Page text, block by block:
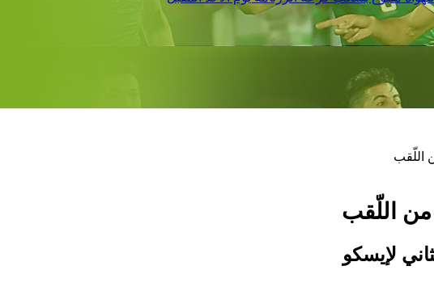
اللّقب
من اللّقب
لإيسكو